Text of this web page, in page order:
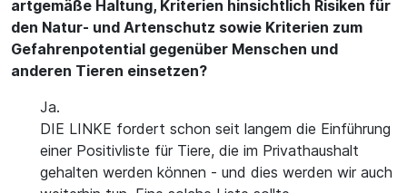
artgemäße Haltung, Kriterien hinsichtlich Risiken für
den Natur- und Artenschutz sowie Kriterien zum
Gefahrenpotential gegenüber Menschen und
anderen Tieren einsetzen?
Ja.
DIE LINKE fordert schon seit langem die Einführung
einer Positivliste für Tiere, die im Privathaushalt
gehalten werden können - und dies werden wir auch